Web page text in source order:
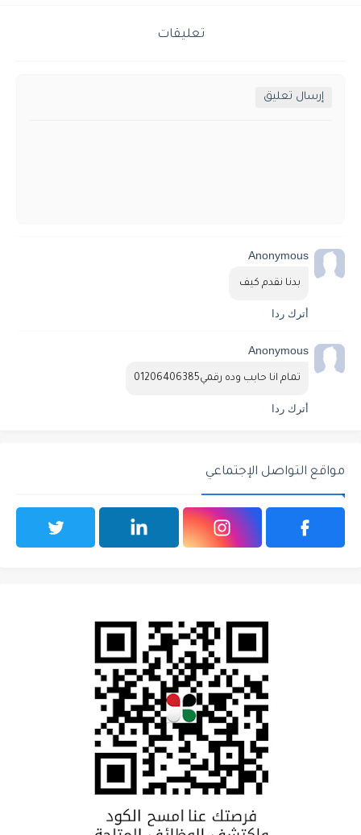
تعليقات
إرسال تعليق
Anonymous
بدنا نقدم كيف
أترك ردا
Anonymous
تمام انا حابب وده رقمي01206406385
أترك ردا
مواقع التواصل الإجتماعي